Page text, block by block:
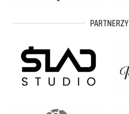
PARTNERZY